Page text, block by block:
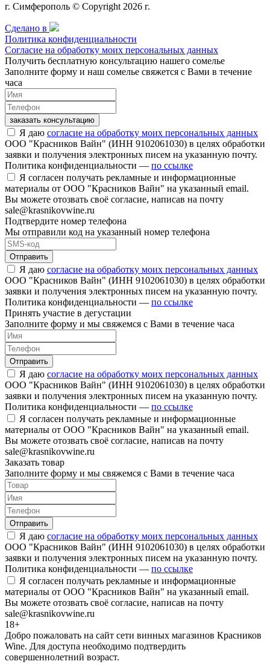
г. Симферополь © Copyright 2026 г.
Сделано в
Политика конфиденциальности
Согласие на обработку моих персональных данных
Получить бесплатную консультацию нашего сомелье
Заполните форму и наш сомелье свяжется с Вами в течение
часа
заказать консультацию
Я даю согласие на обработку моих персональных данных
ООО "Красников Вайн" (ИНН 9102061030) в целях обработки
заявки и получения электронных писем на указанную почту.
Политика конфиденциальности — по ссылке
Я согласен получать рекламные и информационные
материалы от ООО "Красников Вайн" на указанный email.
Вы можете отозвать своё согласие, написав на почту
sale@krasnikovwine.ru
Подтвердите номер телефона
Мы отправили код на указанный номер телефона
Отправить
Я даю согласие на обработку моих персональных данных
ООО "Красников Вайн" (ИНН 9102061030) в целях обработки
заявки и получения электронных писем на указанную почту.
Политика конфиденциальности — по ссылке
Принять участие в дегустации
Заполните форму и мы свяжемся с Вами в течение часа
Отправить
Я даю согласие на обработку моих персональных данных
ООО "Красников Вайн" (ИНН 9102061030) в целях обработки
заявки и получения электронных писем на указанную почту.
Политика конфиденциальности — по ссылке
Я согласен получать рекламные и информационные
материалы от ООО "Красников Вайн" на указанный email.
Вы можете отозвать своё согласие, написав на почту
sale@krasnikovwine.ru
Заказать товар
Заполните форму и мы свяжемся с Вами в течение часа
Отправить
Я даю согласие на обработку моих персональных данных
ООО "Красников Вайн" (ИНН 9102061030) в целях обработки
заявки и получения электронных писем на указанную почту.
Политика конфиденциальности — по ссылке
Я согласен получать рекламные и информационные
материалы от ООО "Красников Вайн" на указанный email.
Вы можете отозвать своё согласие, написав на почту
sale@krasnikovwine.ru
18+
Добро пожаловать на сайт сети винных магазинов Красников
Wine. Для доступа необходимо подтвердить
совершеннолетний возраст.